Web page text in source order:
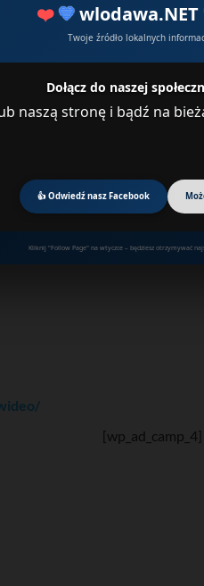
❤️ 💙wlodawa.NET
Twoje źródło lokalnych
Dołącz do naszej
naszą stronę i bądź na
👍 Odwiedź nasz Facebook
Kliknij "Follow Page" na wtyczce – będziesz otrzymywać
[wp_ad_camp_4]